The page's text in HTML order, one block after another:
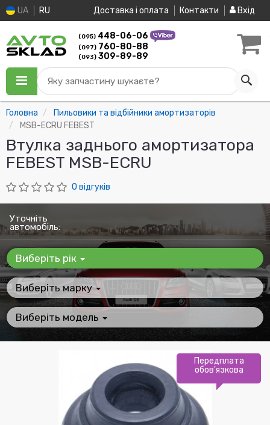
UA RU Доставка і оплата Контакти Вхід
(095) 448-06-06
(097) 760-80-88
(093) 309-89-89
Яку запчастину шукаєте?
Головна
Пильовики та відбійники амортизаторів
MSB-ECRU FEBEST
Втулка заднього амортизатора
FEBEST MSB-ECRU
0 відгуків
Уточніть
автомобіль:
Виберіть рік
Виберіть марку
Виберіть модель
Передплата
обов'язкова